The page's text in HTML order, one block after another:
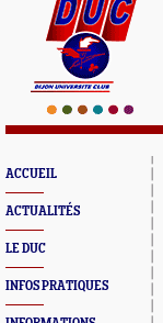
ACCUEIL
ACTUALITÉS
LE DUC
INFOS PRATIQUES